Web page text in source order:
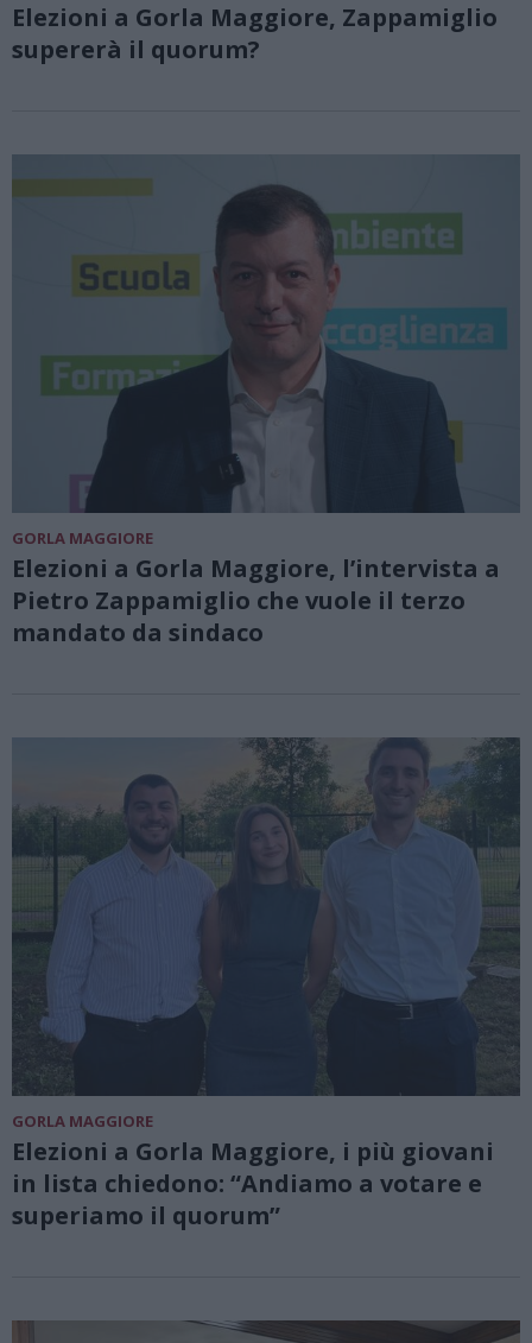
Elezioni a Gorla Maggiore, Zappamiglio
supererà il quorum?
GORLA MAGGIORE
Elezioni a Gorla Maggiore, l’intervista a
Pietro Zappamiglio che vuole il terzo
mandato da sindaco
GORLA MAGGIORE
Elezioni a Gorla Maggiore, i più giovani
in lista chiedono: “Andiamo a votare e
superiamo il quorum”